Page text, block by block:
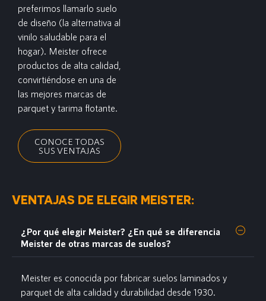
preferimos llamarlo suelo
de diseño (la alternativa al
vinilo saludable para el
hogar). Meister ofrece
productos de alta calidad,
convirtiéndose en una de
las mejores marcas de
parquet y tarima flotante.
CONOCE TODAS
SUS VENTAJAS
VENTAJAS DE ELEGIR MEISTER:
¿Por qué elegir Meister? ¿En qué se diferencia
Meister de otras marcas de suelos?
Meister es conocida por fabricar suelos laminados y
parquet de alta calidad y durabilidad desde 1930.